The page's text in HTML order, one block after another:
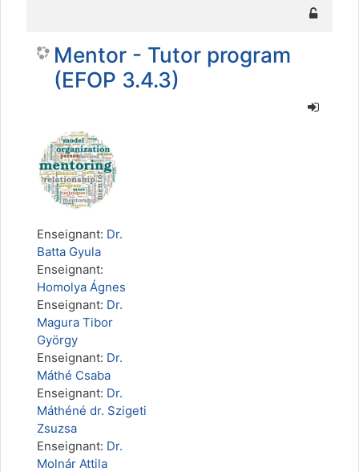
Mentor - Tutor program
(EFOP 3.4.3)
Enseignant: Dr.
Batta Gyula
Enseignant:
Homolya Ágnes
Enseignant: Dr.
Magura Tibor
György
Enseignant: Dr.
Máthé Csaba
Enseignant: Dr.
Máthéné dr. Szigeti
Zsuzsa
Enseignant: Dr.
Molnár Attila